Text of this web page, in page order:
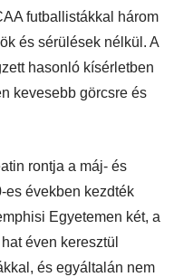
futballistákkal három
és sérülések nélkül. A
hasonló kísérletben
kevesebb görcsre és
rontja a máj- és
es években kezdték
Egyetemen két, a
éven keresztül
és egyáltalán nem